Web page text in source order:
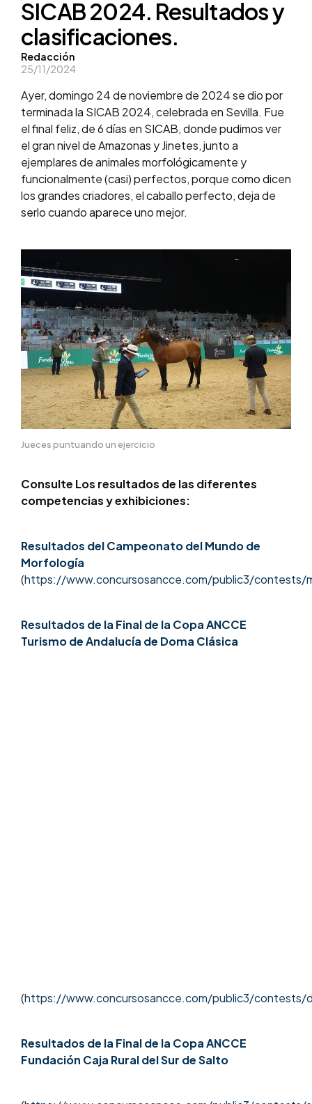
SICAB 2024. Resultados y
clasificaciones.
Posted
by
Redacción
25/11/2024
Ayer, domingo 24 de noviembre de 2024 se dio por
terminada la SICAB 2024, celebrada en Sevilla. Fue
el final feliz, de 6 días en SICAB, donde pudimos ver
el gran nivel de Amazonas y Jinetes, junto a
ejemplares de animales morfológicamente y
funcionalmente (casi) perfectos, porque como dicen
los grandes criadores, el caballo perfecto, deja de
serlo cuando aparece uno mejor.
Jueces puntuando un ejercicio
Consulte Los resultados de las diferentes
competencias y exhibiciones:
Resultados del Campeonato del Mundo de
Morfología
(https://www.concursosancce.com/public3/contests/
Resultados de la Final de la Copa ANCCE
Turismo de Andalucía de Doma Clásica
(https://www.concursosancce.com/public3/
Resultados de la Final de la Copa ANCCE
Fundación Caja Rural del Sur de Salto